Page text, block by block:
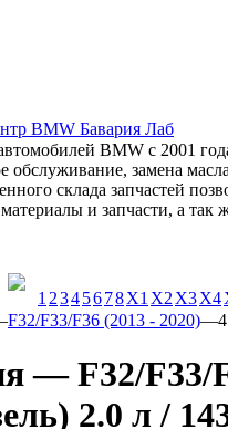
BMW с 2001
обслуживание, замена
склада запчастей
и запчасти, а
1 2345678X1 X2 X3X4
F32/F33/F36 (2013 - 2020)—
— F32/F33/
2.0 л /